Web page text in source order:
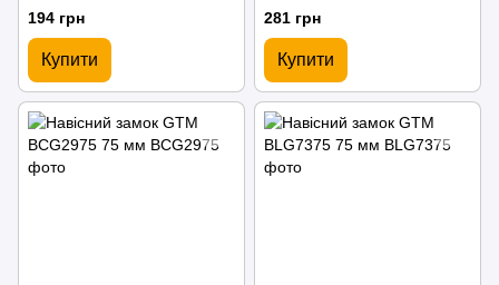
194 грн
Купити
281 грн
Купити